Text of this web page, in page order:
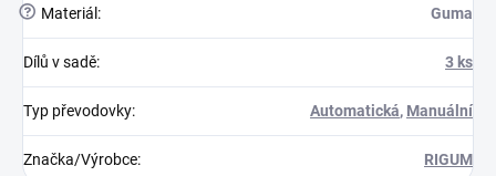
? Materiál : Guma
Dílů v sadě: 3 ks
Typ převodovky: Automatická, Manuální
Značka/Výrobce: RIGUM